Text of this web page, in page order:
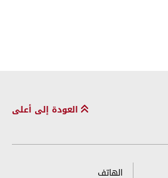
العودة إلى أعلى
الهاتف